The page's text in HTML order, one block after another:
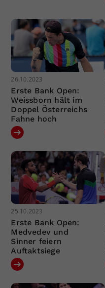
26.10.2023
Erste Bank Open:
Weissborn hält im
Doppel Österreichs
Fahne hoch
25.10.2023
Erste Bank Open:
Medvedev und
Sinner feiern
Auftaktsiege